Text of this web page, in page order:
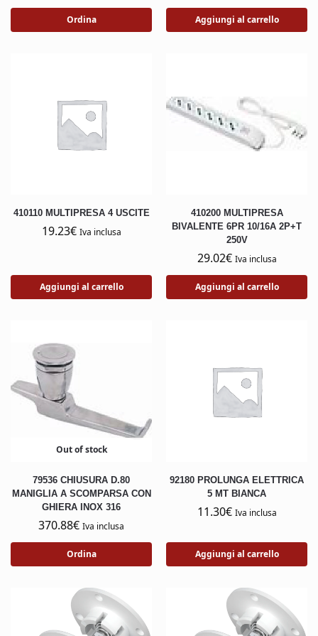
Ordina Aggiungi al carrello
410110 MULTIPRESA 4 USCITE
19.23€ Iva inclusa
Aggiungi al carrello
410200 MULTIPRESA
BIVALENTE 6PR 10/16A 2P+T
250V
29.02€ Iva inclusa
Aggiungi al carrello
Out of stock
79536 CHIUSURA D.80
MANIGLIA A SCOMPARSA CON
GHIERA INOX 316
370.88€ Iva inclusa
Ordina
92180 PROLUNGA ELETTRICA
5 MT BIANCA
11.30€ Iva inclusa
Aggiungi al carrello